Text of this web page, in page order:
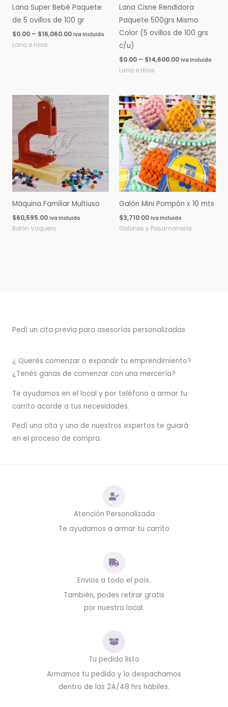
Lana Super Bebé Paquete
de 5 ovillos de 100 gr
$0.00 – $16,060.00 Iva Incluido
Lana e Hilos
Lana Cisne Rendidora
Paquete 500grs Mismo
Color (5 ovillos de 100 grs
c/u)
$0.00 – $14,600.00 Iva Incluido
Lana e Hilos
Máquina Familiar Multiuso
$60,595.00 Iva Incluido
Botón Vaquero
Galón Mini Pompón x 10 mts
$3,710.00 Iva Incluido
Galones y Pasamanería
Pedí un cita previa para asesorías personalizadas
¿ Querés comenzar o expandir tu emprendimiento?
¿Tenés ganas de comenzar con una mercería?
Te ayudamos en el local y por teléfono a armar tu
carrito acorde a tus necesidades.
Pedí una cita y uno de nuestros expertos te guiará
en el proceso de compra.
Atención Personalizada
Te ayudamos a armar tu carrito
Envios a todo el país.
También, podes retirar gratis
por nuestro local.
Tu pedido listo
Armamos tu pedido y lo despachamos
dentro de las 24/48 hrs hábiles.